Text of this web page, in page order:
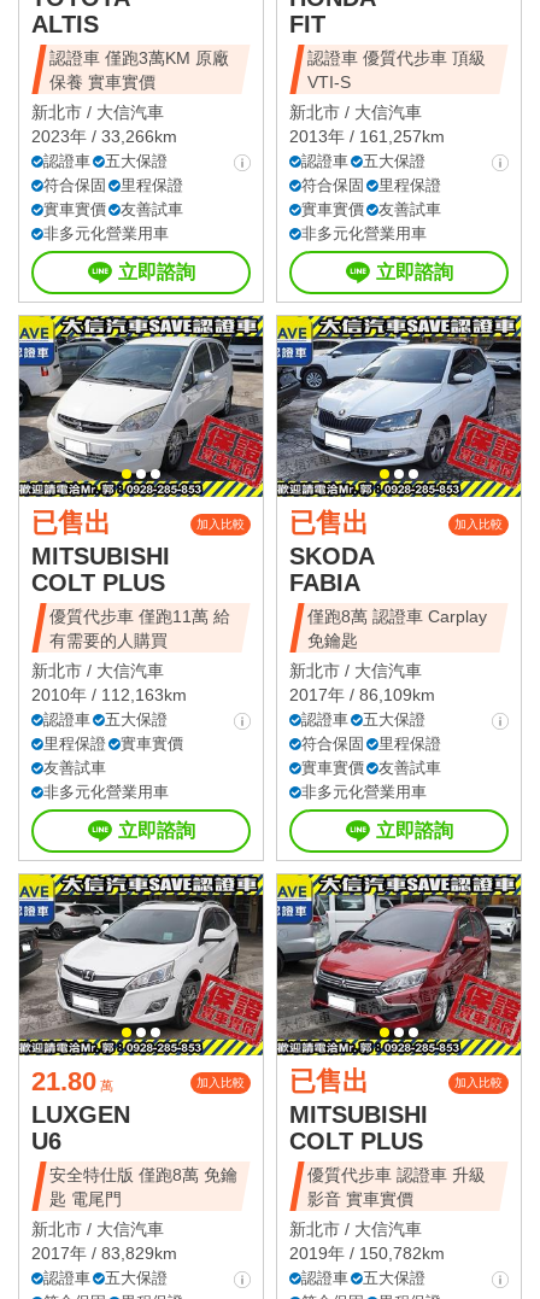
ALTIS
認證車 僅跑3萬KM 原廠
保養 實車實價
新北市 / 大信汽車
2023年 / 33,266km
認證車
五大保證
符合保固
里程保證
實車實價
友善試車
非多元化營業用車
立即諮詢
FIT
認證車 優質代步車 頂級
VTI-S
新北市 / 大信汽車
2013年 / 161,257km
認證車
五大保證
符合保固
里程保證
實車實價
友善試車
非多元化營業用車
立即諮詢
已售出 加入比較
MITSUBISHI
COLT PLUS
優質代步車 僅跑11萬 給
有需要的人購買
新北市 / 大信汽車
2010年 / 112,163km
認證車
五大保證
里程保證
實車實價
友善試車
非多元化營業用車
立即諮詢
已售出 加入比較
SKODA
FABIA
僅跑8萬 認證車 Carplay
免鑰匙
新北市 / 大信汽車
2017年 / 86,109km
認證車
五大保證
符合保固
里程保證
實車實價
友善試車
非多元化營業用車
立即諮詢
21.80 萬 加入比較
LUXGEN
U6
安全特仕版 僅跑8萬 免鑰
匙 電尾門
新北市 / 大信汽車
2017年 / 83,829km
認證車
五大保證
已售出 加入比較
MITSUBISHI
COLT PLUS
優質代步車 認證車 升級
影音 實車實價
新北市 / 大信汽車
2019年 / 150,782km
認證車
五大保證